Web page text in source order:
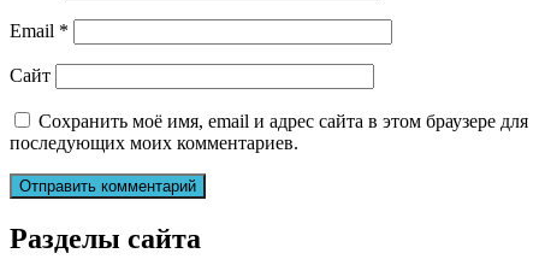
Email *
Сайт
Сохранить моё имя, email и адрес сайта в этом браузере для
последующих моих комментариев.
Разделы сайта